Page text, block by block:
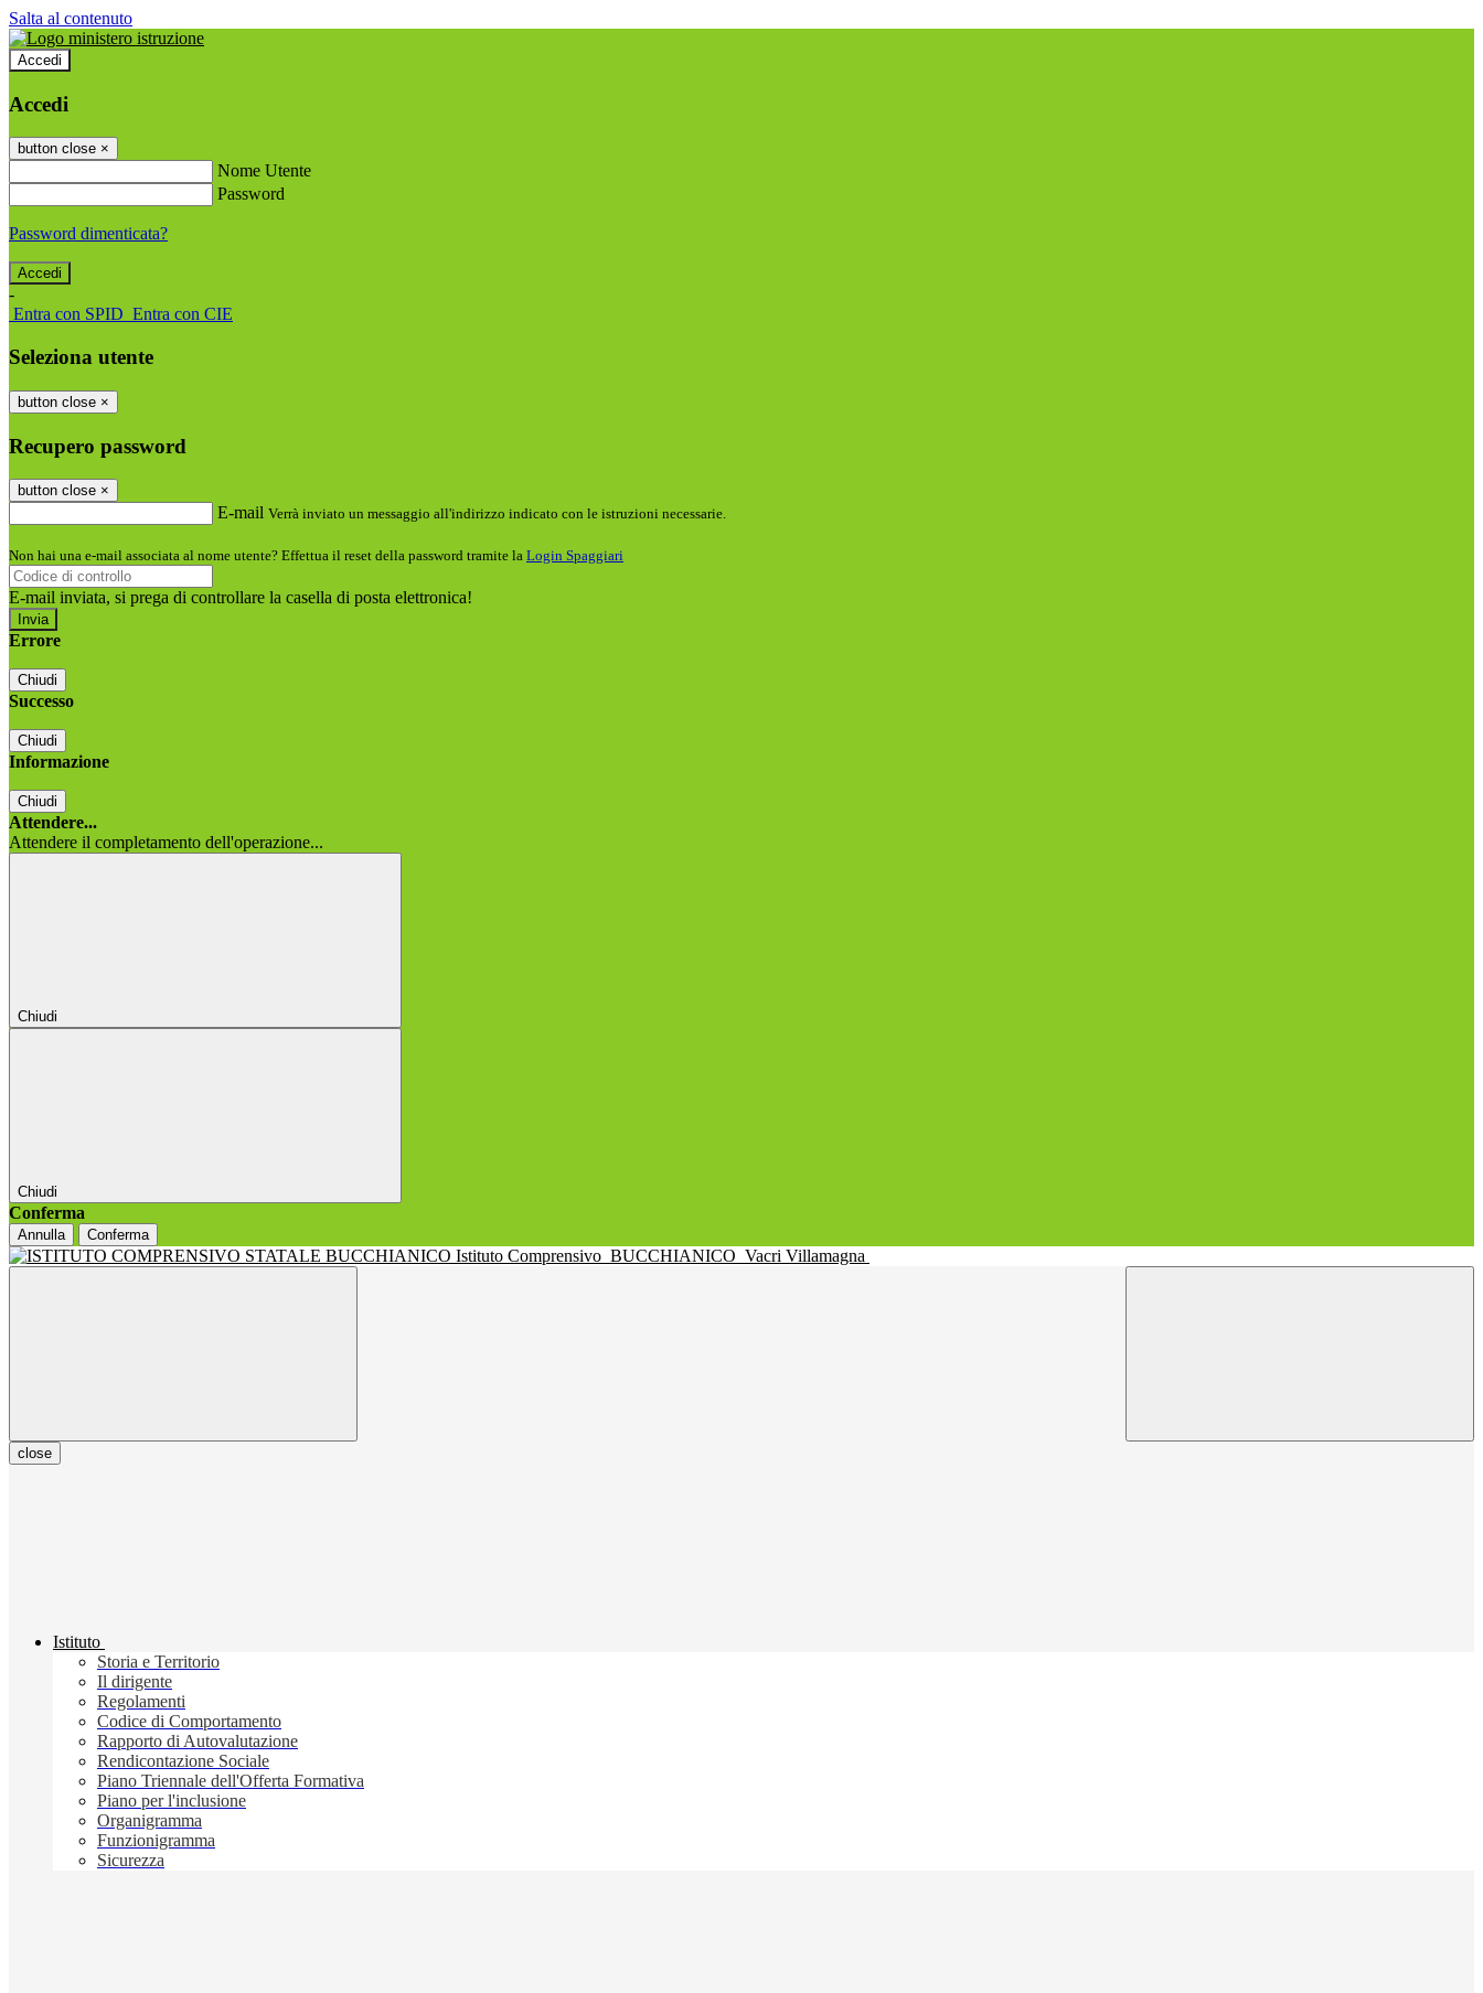
Salta al contenuto
Accedi
Accedi
button close ×
Nome Utente
Password
Password dimenticata?
-
Entra con SPID Entra con CIE
Seleziona utente
button close ×
Recupero password
button close ×
E-mail Verrà inviato un messaggio all'indirizzo indicato con le istruzioni necessarie.
Non hai una e-mail associata al nome utente? Effettua il reset della password tramite la Login Spaggiari
E-mail inviata, si prega di controllare la casella di posta elettronica!
Errore
Chiudi
Successo
Chiudi
Informazione
Chiudi
Attendere...
Attendere il completamento dell'operazione...
Chiudi
Chiudi
Conferma
Annulla Conferma
Istituto Comprensivo BUCCHIANICO Vacri Villamagna
close
Istituto
Storia e Territorio
Il dirigente
Regolamenti
Codice di Comportamento
Rapporto di Autovalutazione
Rendicontazione Sociale
Piano Triennale dell'Offerta Formativa
Piano per l'inclusione
Organigramma
Funzionigramma
Sicurezza